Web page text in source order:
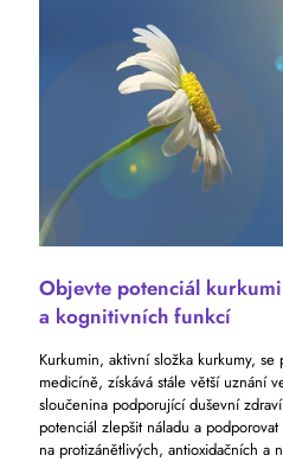
Objevte potenciál
a kognitivních funkcí
Kurkumin, aktivní složka kurkumy,
medicíně, získává stále větší uznání
sloučenina podporující duševní
potenciál zlepšit náladu a
na protizánětlivých, antioxidačních a